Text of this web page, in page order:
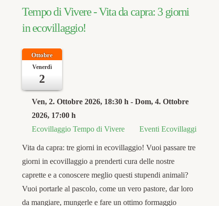
Tempo di Vivere - Vita da capra: 3 giorni
in ecovillaggio!
Ottobre
Venerdì
2
Ven, 2. Ottobre 2026, 18:30 h - Dom, 4. Ottobre
2026, 17:00 h
Ecovillaggio Tempo di Vivere
Eventi Ecovillaggi
Vita da capra: tre giorni in ecovillaggio! Vuoi passare tre
giorni in ecovillaggio a prenderti cura delle nostre
caprette e a conoscere meglio questi stupendi animali?
Vuoi portarle al pascolo, come un vero pastore, dar loro
da mangiare, mungerle e fare un ottimo formaggio